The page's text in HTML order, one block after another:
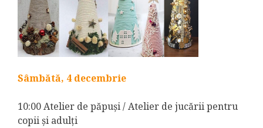
Sâmbătă, 4 decembrie
10:00 Atelier de păpuși / Atelier de jucării pentru
copii și adulți